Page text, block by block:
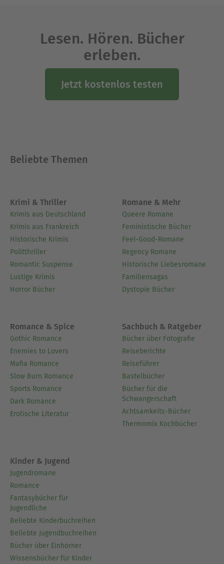
Lesen. Hören. Bücher
erleben.
Jetzt kostenlos testen
Beliebte Themen
Krimi & Thriller
Krimis aus Deutschland
Krimis aus Frankreich
Historische Krimis
Politthriller
Romantic Suspense
Lustige Krimis
Horror Bücher
Romane & Mehr
Queere Romane
Feministische Bücher
Feel-Good-Romane
Regency Romane
Historische Liebesromane
Familiensagas
Dystopie Bücher
Romance & Spice
Gothic Romance
Enemies to Lovers
Mafia Romance
Slow Burn Romance
Sports Romance
Dark Romance
Erotische Literatur
Sachbuch & Ratgeber
Bücher über Fotografie
Reiseberichte
Reiseführer
Bastelbücher
Bücher für die
Schwangerschaft
Achtsamkeits-Bücher
Thermomix Kochbücher
Kinder & Jugend
Jugendromane
Romance
Fantasybücher für
Jugendliche
Beliebte Kinderbuchreihen
Beliebte Jugendbuchreihen
Bücher über Einhörner
Wissensbücher für Kinder